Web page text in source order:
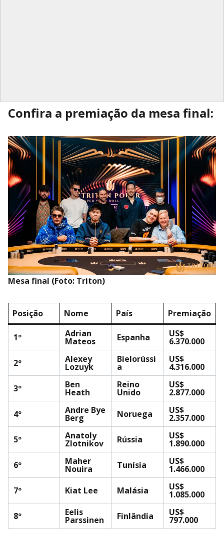
Confira a premiação da mesa final:
Mesa final (Foto: Triton)
Posição Nome País Premiação
1º Adrian
Mateos Espanha US$
6.370.000
2º
Alexey
Lozuyk
Bielorússi
a
US$
4.316.000
3º
Ben
Heath
Reino
Unido
US$
2.877.000
4º
Andre Bye
Berg Noruega US$
2.357.000
5º
Anatoly
Zlotnikov Rússia US$
1.890.000
6º
Maher
Nouira Tunísia US$
1.466.000
7º
Kiat Lee Malásia US$
1.085.000
8º
Eelis
Parssinen Finlândia US$
797.000